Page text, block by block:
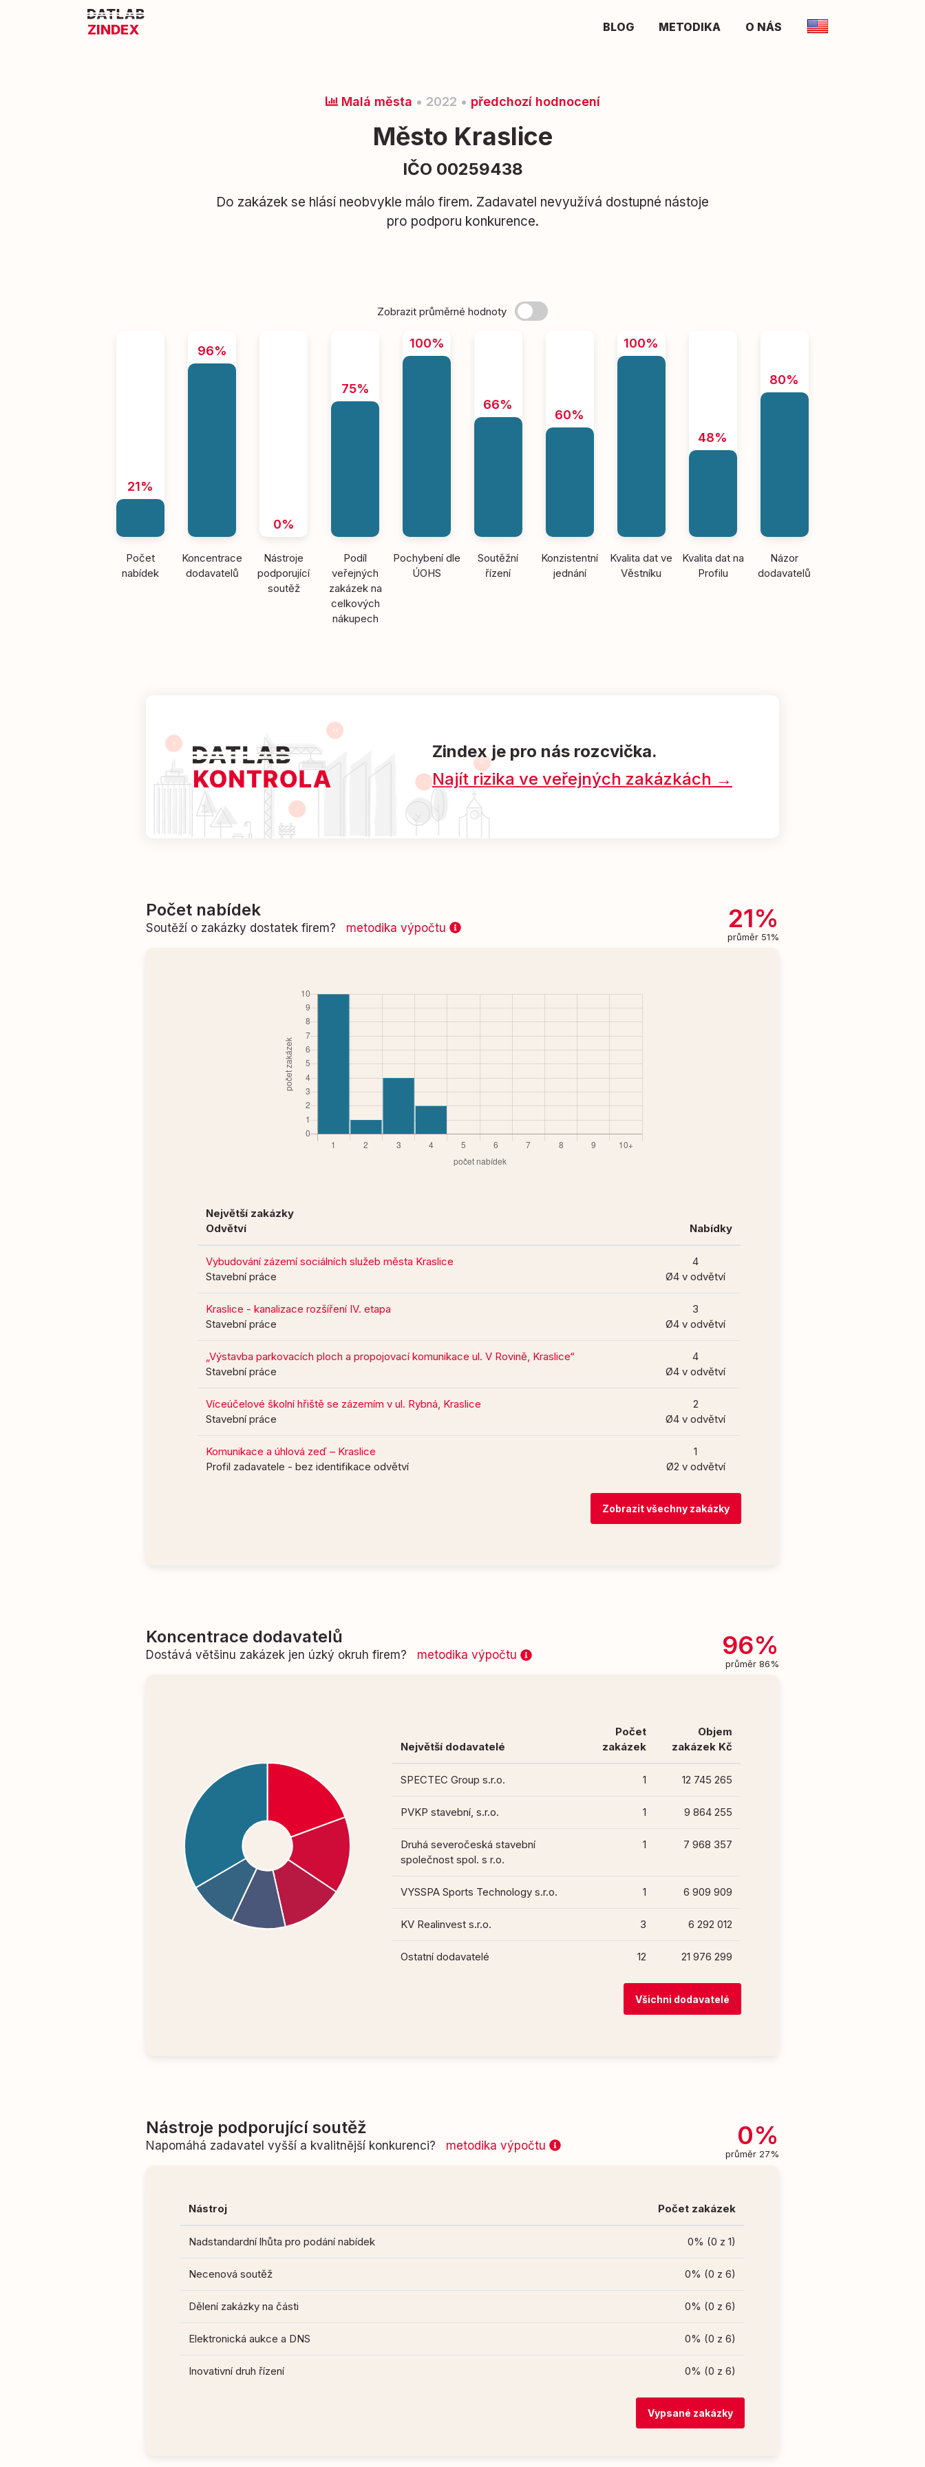
ZINDEX BLOG METODIKA O NÁS
Malá města • 2022 • předchozí hodnocení
Město Kraslice
IČO 00259438
Do zakázek se hlásí neobvykle málo firem. Zadavatel nevyužívá dostupné nástoje
pro podporu konkurence.
Zobrazit průměrné hodnoty
21%
Počet
nabídek
96%
Koncentrace
dodavatelů
0%
Nástroje
podporující
soutěž
75%
Podíl
veřejných
zakázek na
celkových
nákupech
100%
Pochybení dle
ÚOHS
66%
Soutěžní
řízení
60%
Konzistentní
jednání
100%
Kvalita dat ve
Věstníku
48%
Kvalita dat na
Profilu
80%
Názor
dodavatelů
Zindex je pro nás rozcvička.
Najít rizika ve veřejných zakázkách →
Počet nabídek
Soutěží o zakázky dostatek firem? metodika výpočtu 21%
průměr 51%
Největší zakázky
Odvětví
Nabídky
Vybudování zázemí sociálních služeb města Kraslice
Stavební práce
4
Ø4 v odvětví
Kraslice - kanalizace rozšíření IV. etapa
Stavební práce
3
Ø4 v odvětví
„Výstavba parkovacích ploch a propojovací komunikace ul. V Rovině, Kraslice“
Stavební práce
4
Ø4 v odvětví
Víceúčelové školní hřiště se zázemím v ul. Rybná, Kraslice
Stavební práce
2
Ø4 v odvětví
Komunikace a úhlová zeď – Kraslice
Profil zadavatele - bez identifikace odvětví
1
Ø2 v odvětví
Zobrazit všechny zakázky
Koncentrace dodavatelů
Dostává většinu zakázek jen úzký okruh firem? metodika výpočtu 96%
průměr 86%
Největší dodavatelé
Počet
zakázek
Objem
zakázek Kč
SPECTEC Group s.r.o. 1 12 745 265
PVKP stavební, s.r.o. 1 9 864 255
Druhá severočeská stavební
společnost spol. s r.o.
1 7 968 357
VYSSPA Sports Technology s.r.o. 1 6 909 909
KV Realinvest s.r.o. 3 6 292 012
Ostatní dodavatelé 12 21 976 299
Všichni dodavatelé
Nástroje podporující soutěž
Napomáhá zadavatel vyšší a kvalitnější konkurenci? metodika výpočtu 0%
průměr 27%
Nástroj Počet zakázek
Nadstandardní lhůta pro podání nabídek 0% (0 z 1)
Necenová soutěž 0% (0 z 6)
Dělení zakázky na části 0% (0 z 6)
Elektronická aukce a DNS 0% (0 z 6)
Inovativní druh řízení 0% (0 z 6)
Vypsané zakázky